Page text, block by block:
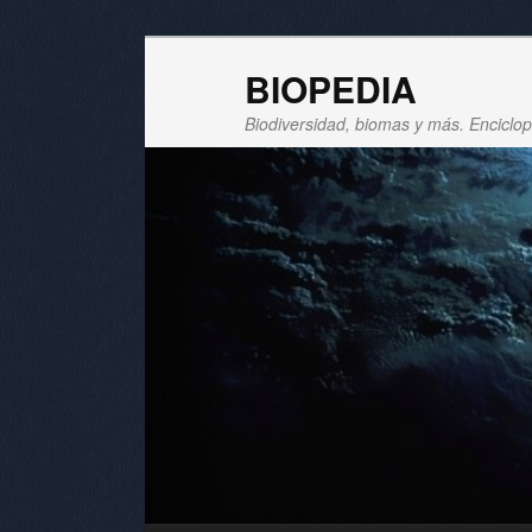
BIOPEDIA
Biodiversidad, biomas y más.